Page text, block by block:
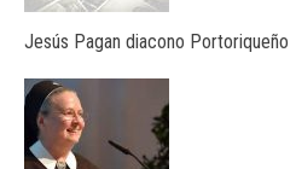
Jesús Pagan diacono Portoriqueño